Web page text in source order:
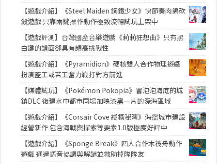
【遊戲介紹】《Steel Maiden 鋼鐵少女》快節奏肉鴿砍
殺遊戲 只靠兩鍵操作動作極致流暢試玩上架中
【遊戲評測】台灣國產音樂遊戲《莉莉狂想曲》只有黑
白鍵的譜面卻具有頗高挑戰性
【遊戲介紹】《Pyramidion》硬核雙人合作物理遊戲
扮演監工或苦工奮力鞭打對方前進
【媒體試玩】《Pokémon Pokopia》冒泡泡海底的城
鎮DLC 復建水中都市同場加映漆黑一片的深海區域
【遊戲介紹】《Corsair Cove 縱橫秘灣》海盜城市建設
經營新作 包含海戰與探索等要素1.0版極度好評中
【遊戲介紹】《Sponge Break》四人合作木筏舟動作
遊戲 通過語音協調與解謎並救助掉隊隊友